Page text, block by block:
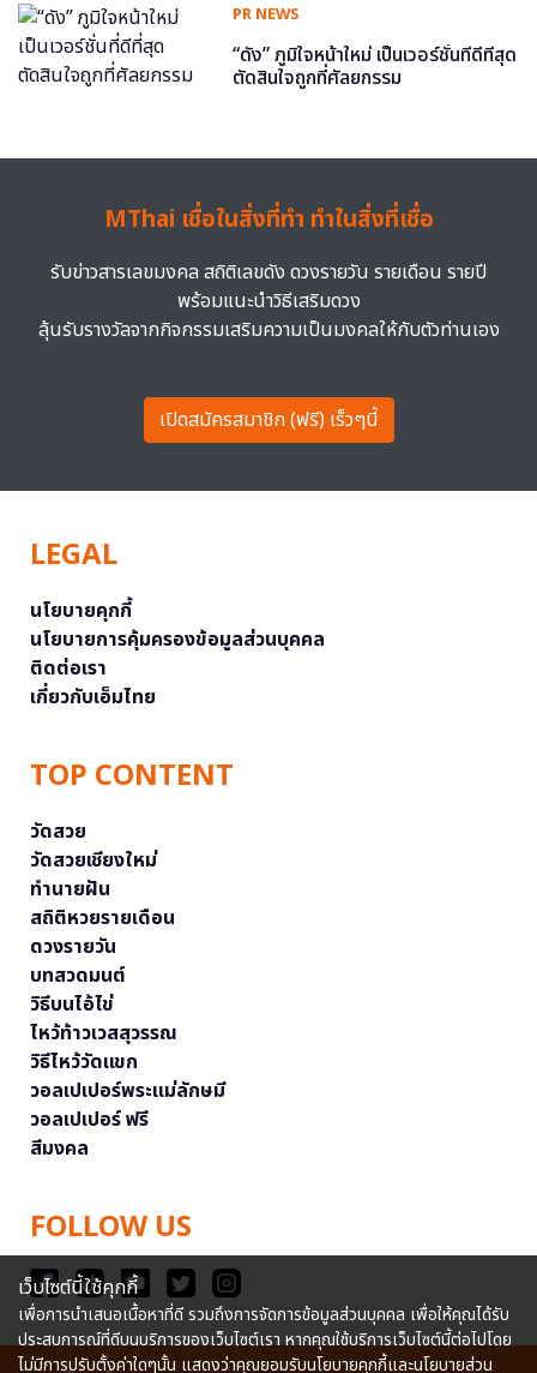
PR NEWS
“ดัง” ภูมิใจหน้าใหม่ เป็นเวอร์ชั่นที่ดีที่สุด
ตัดสินใจถูกที่ศัลยกรรม
MThai เชื่อในสิ่งที่ทำ ทำในสิ่งที่เชื่อ
รับข่าวสารเลขมงคล สถิติเลขดัง ดวงรายวัน รายเดือน รายปี
พร้อมแนะนำวิธีเสริมดวง
ลุ้นรับรางวัลจากกิจกรรมเสริมความเป็นมงคลให้กับตัวท่านเอง
เปิดสมัครสมาชิก (ฟรี) เร็วๆนี้
LEGAL
นโยบายคุกกี้
นโยบายการคุ้มครองข้อมูลส่วนบุคคล
ติดต่อเรา
เกี่ยวกับเอ็มไทย
TOP CONTENT
วัดสวย
วัดสวยเชียงใหม่
ทำนายฝัน
สถิติหวยรายเดือน
ดวงรายวัน
บทสวดมนต์
วิธีบนไอ้ไข่
ไหว้ท้าวเวสสุวรรณ
วิธีไหว้วัดแขก
วอลเปเปอร์พระแม่ลักษมี
วอลเปเปอร์ ฟรี
สีมงคล
FOLLOW US
เว็บไซต์นี้ใช้คุกกี้
เพื่อการนำเสนอเนื้อหาที่ดี รวมถึงการจัดการข้อมูลส่วนบุคคล เพื่อให้คุณได้รับ
ประสบการณ์ที่ดีบนบริการของเว็บไซต์เรา หากคุณใช้บริการเว็บไซต์นี้ต่อไปโดย
ไม่มีการปรับตั้งค่าใดๆนั้น แสดงว่าคุณยอมรับนโยบายคุกกี้และนโยบายส่วน